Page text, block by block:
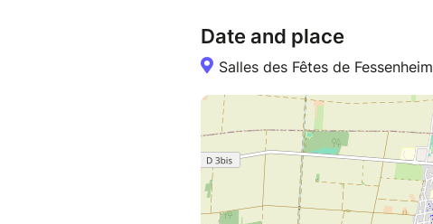
Date and place
Salles des Fêtes de Fessenheim